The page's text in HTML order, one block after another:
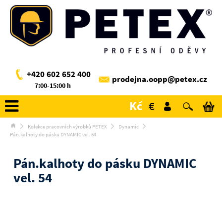
+420 602 652 400
7:00-15:00 h
prodejna.oopp@petex.cz
Kč €
Kolekce pracovních výrobků PETEX
Dynamic
Pán.kalhoty do pásku DYNAMIC vel. 54
Pán.kalhoty do pásku DYNAMIC
vel. 54